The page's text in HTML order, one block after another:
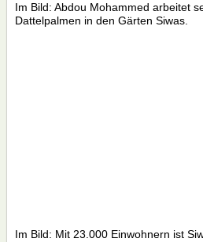
Im Bild: Abdou Mohammed arbeitet
Dattelpalmen in den Gärten Siwas.
Im Bild: Mit 23.000 Einwohnern ist